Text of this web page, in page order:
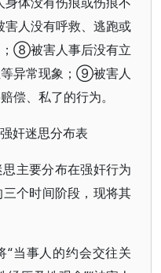
人没有呼救、逃跑或
；⑧被害人事后没有立
等异常现象；⑨被害人
偿、私了的行为。
奸迷思分布表
主要分布在强奸行为
个时间阶段，现将其
“当事人的约会交往关